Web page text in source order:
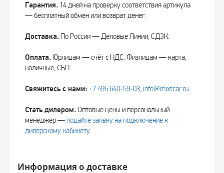
Гарантия. 14 дней на проверку соответствия артикула
— бесплатный обмен или возврат денег.
Доставка.По России — Деловые Линии, СДЭК.
Оплата. Юрлицам — счёт с НДС. Физлицам — карта,
наличные, СБП.
Свяжитесь с нами: +7 495 640‑59‑03, info@mixtcar.ru.
Стать дилером.Оптовые цены и персональный
менеджер —подайте заявку на подключение к
дилерскому кабинету.
Информация о доставке